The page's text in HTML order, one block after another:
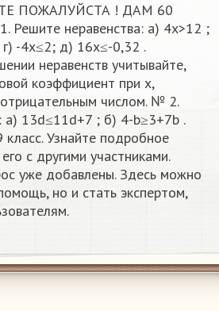
ПОЖАЛУЙСТА ! ДАМ 60
Решите неравенства: а) 4x>12 ;
-4x≤2; д) 16x≤-0,32 .
неравенств учитывайте,
коэффициент при x,
числом. № 2.
а) 13d≤11d+7 ; б) 4-b≥3+7b .
Узнайте подробное
с другими участниками.
уже добавлены. Здесь можно
но и стать экспертом,